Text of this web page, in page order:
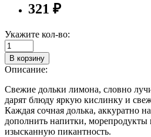
321 ₽
Укажите кол-во:
В корзину
Описание:
Свежие дольки лимона, словно
дарят блюду яркую кислинку и
Каждая сочная долька, аккуратно
дополнить напитки,
изысканную пикантность.